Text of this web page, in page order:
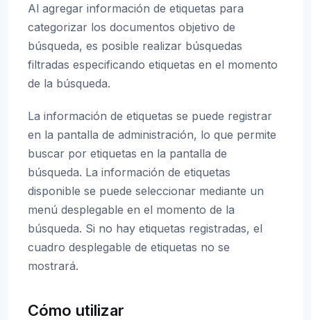
Al agregar información de etiquetas para
categorizar los documentos objetivo de
búsqueda, es posible realizar búsquedas
filtradas especificando etiquetas en el momento
de la búsqueda.
La información de etiquetas se puede registrar
en la pantalla de administración, lo que permite
buscar por etiquetas en la pantalla de
búsqueda. La información de etiquetas
disponible se puede seleccionar mediante un
menú desplegable en el momento de la
búsqueda. Si no hay etiquetas registradas, el
cuadro desplegable de etiquetas no se
mostrará.
Cómo utilizar